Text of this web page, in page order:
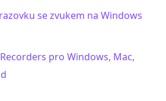
se zvukem na Windows
pro Windows, Mac,